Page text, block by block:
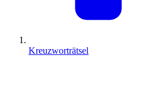
Kreuzworträtsel